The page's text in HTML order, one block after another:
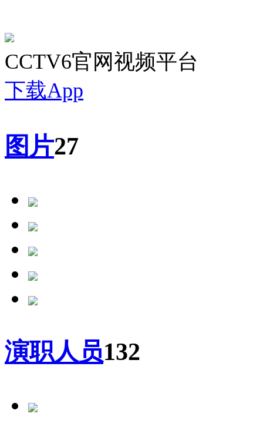
CCTV6官网视频平台
下载App
图片27
演职人员132